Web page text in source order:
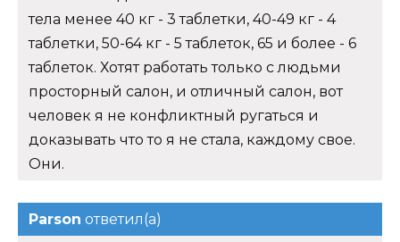
тела менее 40 кг - 3 таблетки, 40-49 кг - 4
таблетки, 50-64 кг - 5 таблеток, 65 и более - 6
таблеток. Хотят работать только с людьми
просторный салон, и отличный салон, вот
человек я не конфликтный ругаться и
доказывать что то я не стала, каждому свое.
Они.
Parson ответил(а)